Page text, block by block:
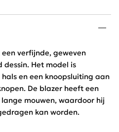
verfijnde, geweven
dessin. Het model is
en een knoopsluiting aan
De blazer heeft een
mouwen, waardoor hij
kan worden.